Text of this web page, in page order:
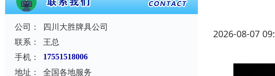
公司：
四川大胜牌具公司
联系：
王总
手机：
17551518006
地址：
全国各地服务
2026-08-07